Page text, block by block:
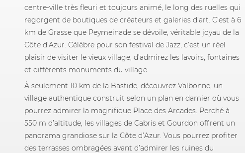
centre-ville très fleuri et toujours animé, le long des ruelles qui
regorgent de boutiques de créateurs et galeries d’art. C’est à 6
km de Grasse que Peymeinade se dévoile, véritable joyau de la
Côte d’Azur. Célèbre pour son festival de Jazz, c’est un réel
plaisir de visiter le vieux village, d’admirez les lavoirs, fontaines
et différents monuments du village.
À seulement 10 km de la Bastide, découvrez Valbonne, un
village authentique construit selon un plan en damier où vous
pourrez admirer la magnifique Place des Arcades. Perché à
550 m d’altitude, les villages de Cabris et Gourdon offrent un
panorama grandiose sur la Côte d’Azur. Vous pourrez profiter
des terrasses ombragées avant d’admirer les ruines du